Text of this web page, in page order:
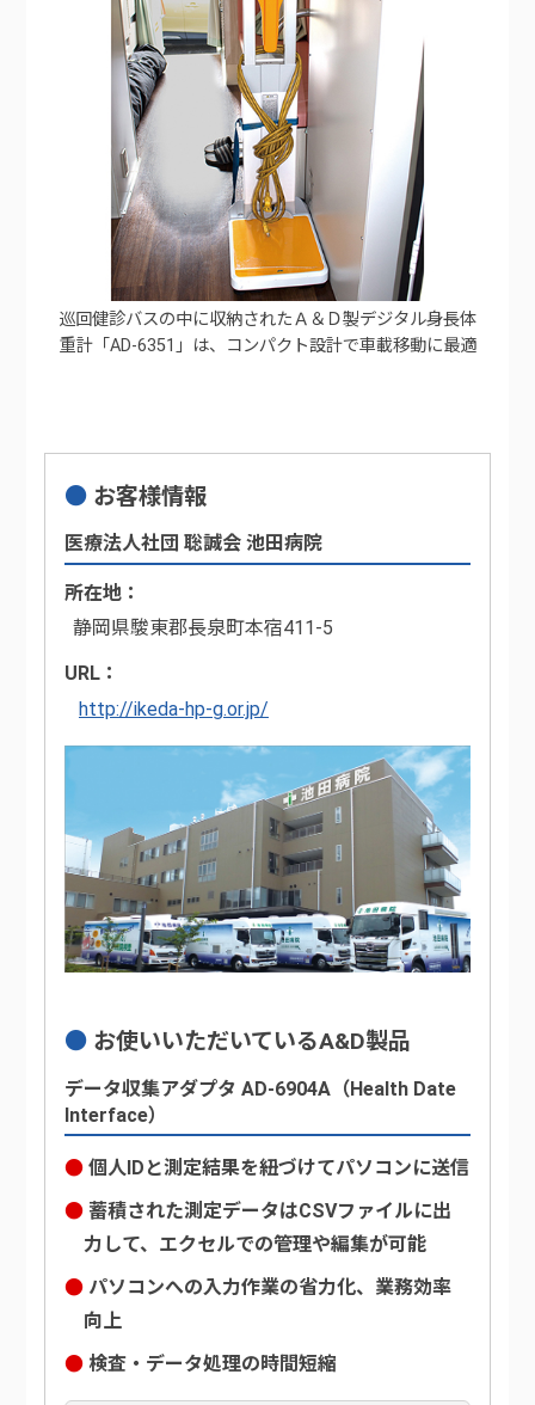
巡回健診バスの中に収納されたＡ＆Ｄ製デジタル身長体
重計「AD-6351」は、コンパクト設計で車載移動に最適
お客様情報
医療法人社団 聡誠会 池田病院
所在地
静岡県駿東郡長泉町本宿411-5
URL
http://ikeda-hp-g.or.jp/
お使いいただいているA&D製品
データ収集アダプタ AD-6904A（Health Date
Interface）
個人IDと測定結果を紐づけてパソコンに送信
蓄積された測定データはCSVファイルに出
力して、エクセルでの管理や編集が可能
パソコンへの入力作業の省力化、業務効率
向上
検査・データ処理の時間短縮